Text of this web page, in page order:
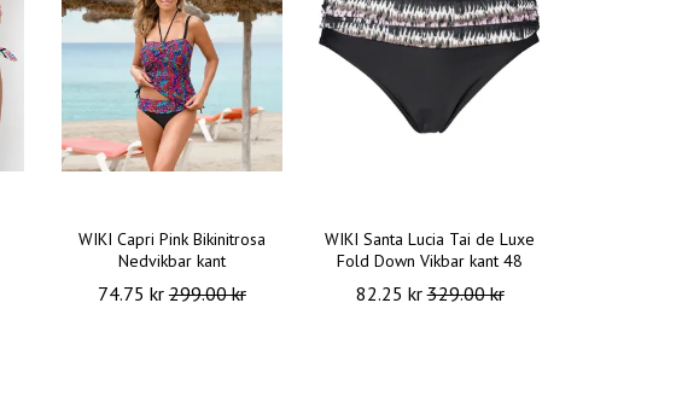
WIKI Capri Pink Bikinitrosa
Nedvikbar kant
74.75 kr299.00 kr
WIKI Santa Lucia Tai de Luxe
Fold Down Vikbar kant 48
82.25 kr329.00 kr